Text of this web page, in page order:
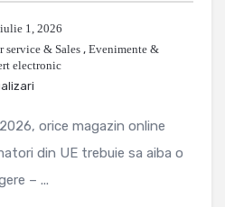
iulie 1, 2026
service & Sales , Evenimente &
electronic
orice magazin online
din UE trebuie sa aiba o
– ...